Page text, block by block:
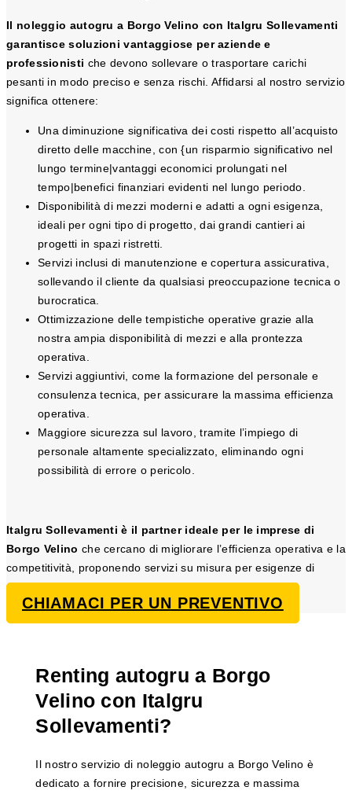
Il noleggio autogru a Borgo Velino con Italgru Sollevamenti
garantisce soluzioni vantaggiose per aziende e
professionisti che devono sollevare o trasportare carichi
pesanti in modo preciso e senza rischi. Affidarsi al nostro servizio
significa ottenere:
Una diminuzione significativa dei costi rispetto all’acquisto
diretto delle macchine, con {un risparmio significativo nel
lungo termine|vantaggi economici prolungati nel
tempo|benefici finanziari evidenti nel lungo periodo.
Disponibilità di mezzi moderni e adatti a ogni esigenza,
ideali per ogni tipo di progetto, dai grandi cantieri ai
progetti in spazi ristretti.
Servizi inclusi di manutenzione e copertura assicurativa,
sollevando il cliente da qualsiasi preoccupazione tecnica o
burocratica.
Ottimizzazione delle tempistiche operative grazie alla
nostra ampia disponibilità di mezzi e alla prontezza
operativa.
Servizi aggiuntivi, come la formazione del personale e
consulenza tecnica, per assicurare la massima efficienza
operativa.
Maggiore sicurezza sul lavoro, tramite l’impiego di
personale altamente specializzato, eliminando ogni
possibilità di errore o pericolo.
Italgru Sollevamenti è il partner ideale per le imprese di
Borgo Velino che cercano di migliorare l’efficienza operativa e la
competitività, proponendo servizi su misura per esigenze di
sollevamento e trasporto.
CHIAMACI PER UN PREVENTIVO
Renting autogru a Borgo
Velino con Italgru
Sollevamenti?
Il nostro servizio di noleggio autogru a Borgo Velino è
dedicato a fornire precisione, sicurezza e massima